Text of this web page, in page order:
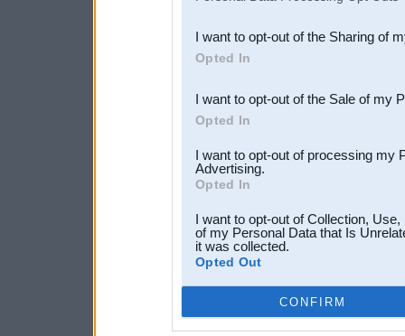
Downstream Participants
third parties.
I want to opt-out of the Sharing of
Opted In
I want to opt-out of the Sale of my
Opted In
I want to opt-out of processing my
Advertising.
Opted In
I want to opt-out of Collection,
of my Personal Data that Is
it was collected.
Opted Out
CONFIRM